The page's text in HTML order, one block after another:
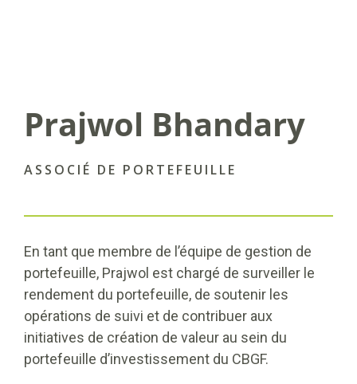
Prajwol Bhandary
ASSOCIÉ DE PORTEFEUILLE
En tant que membre de l’équipe de gestion de
portefeuille, Prajwol est chargé de surveiller le
rendement du portefeuille, de soutenir les
opérations de suivi et de contribuer aux
initiatives de création de valeur au sein du
portefeuille d’investissement du CBGF.